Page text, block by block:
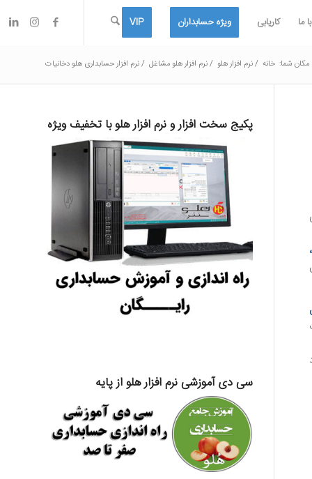
ما کاریابی ویژه حسابداران VIP
مکان شما: خانه /نرم افزار هلو /نرم افزار هلو مشاغل /نرم افزار حسابداری هلو دخانیات
پکیج سخت افزار و نرم افزار هلو با تخفیف ویژه
سی دی آموزشی نرم افزار هلو از پایه